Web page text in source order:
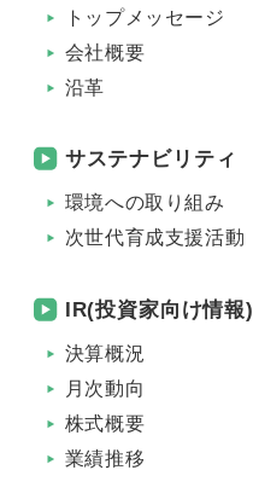
トップメッセージ
会社概要
沿革
サステナビリティ
環境への取り組み
次世代育成支援活動
IR(投資家向け情報)
決算概況
月次動向
株式概要
業績推移